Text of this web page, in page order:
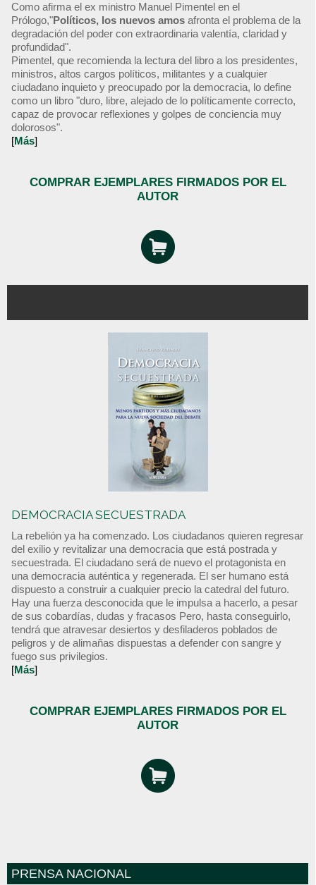
Como afirma el ex ministro Manuel Pimentel en el
Prólogo,"Políticos, los nuevos amos afronta el problema de la
degradación del poder con extraordinaria valentía, claridad y
profundidad".
Pimentel, que recomienda la lectura del libro a los presidentes,
ministros, altos cargos políticos, militantes y a cualquier
ciudadano inquieto y preocupado por la democracia, lo define
como un libro "duro, libre, alejado de lo políticamente correcto,
capaz de provocar reflexiones y golpes de conciencia muy
dolorosos".
[Más]
COMPRAR EJEMPLARES FIRMADOS POR EL
AUTOR
DEMOCRACIA SECUESTRADA
La rebelión ya ha comenzado. Los ciudadanos quieren regresar
del exilio y revitalizar una democracia que está postrada y
secuestrada. El ciudadano será de nuevo el protagonista en
una democracia auténtica y regenerada. El ser humano está
dispuesto a construir a cualquier precio la catedral del futuro.
Hay una fuerza desconocida que le impulsa a hacerlo, a pesar
de sus cobardías, dudas y fracasos Pero, hasta conseguirlo,
tendrá que atravesar desiertos y desfiladeros poblados de
peligros y de alimañas dispuestas a defender con sangre y
fuego sus privilegios.
[Más]
COMPRAR EJEMPLARES FIRMADOS POR EL
AUTOR
PRENSA NACIONAL